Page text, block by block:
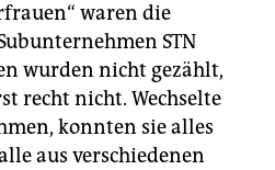
waren die
STN
wurden nicht gezählt,
recht nicht. Wechselte
konnten sie alles
aus verschiedenen